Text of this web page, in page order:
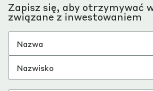
Zapisz się, aby otrzymywać
związane z inwestowaniem